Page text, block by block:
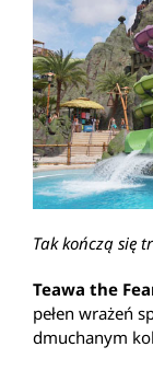
Tak kończą się
Teawa the
pełen wrażeń
dmuchanym